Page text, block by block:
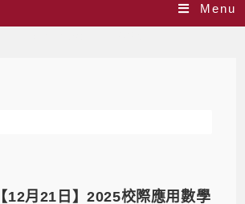
Menu
【12月21日】2025校際應用數學